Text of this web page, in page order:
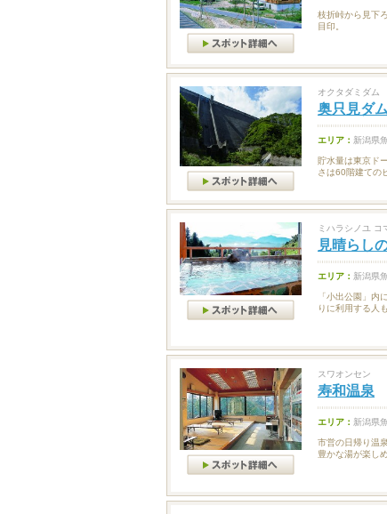
枝折峠から見下
目印。
オクタダミダム
奥只見ダム
エリア： 新潟県
貯水量は東京ド
さは60階建ての
ミハラシノユ コ
見晴らし
エリア： 新潟県
「小出公園」内
りに利用する人
スワオンセン
寿和温泉
エリア： 新潟県
市営の日帰り温
豊かな湯が楽し